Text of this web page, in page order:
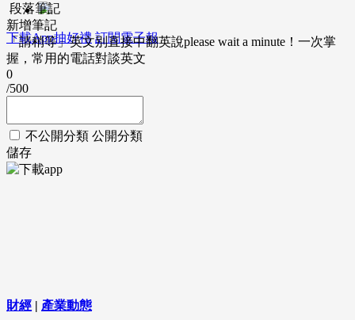
下載App抽好禮 訂閱電子報
段落筆記
新增筆記
「請稍等」英文別直接中翻英說please wait a minute！一次掌
握，常用的電話對談英文
0
/500
不公開分類 公開分類
儲存
財經 | 產業動態